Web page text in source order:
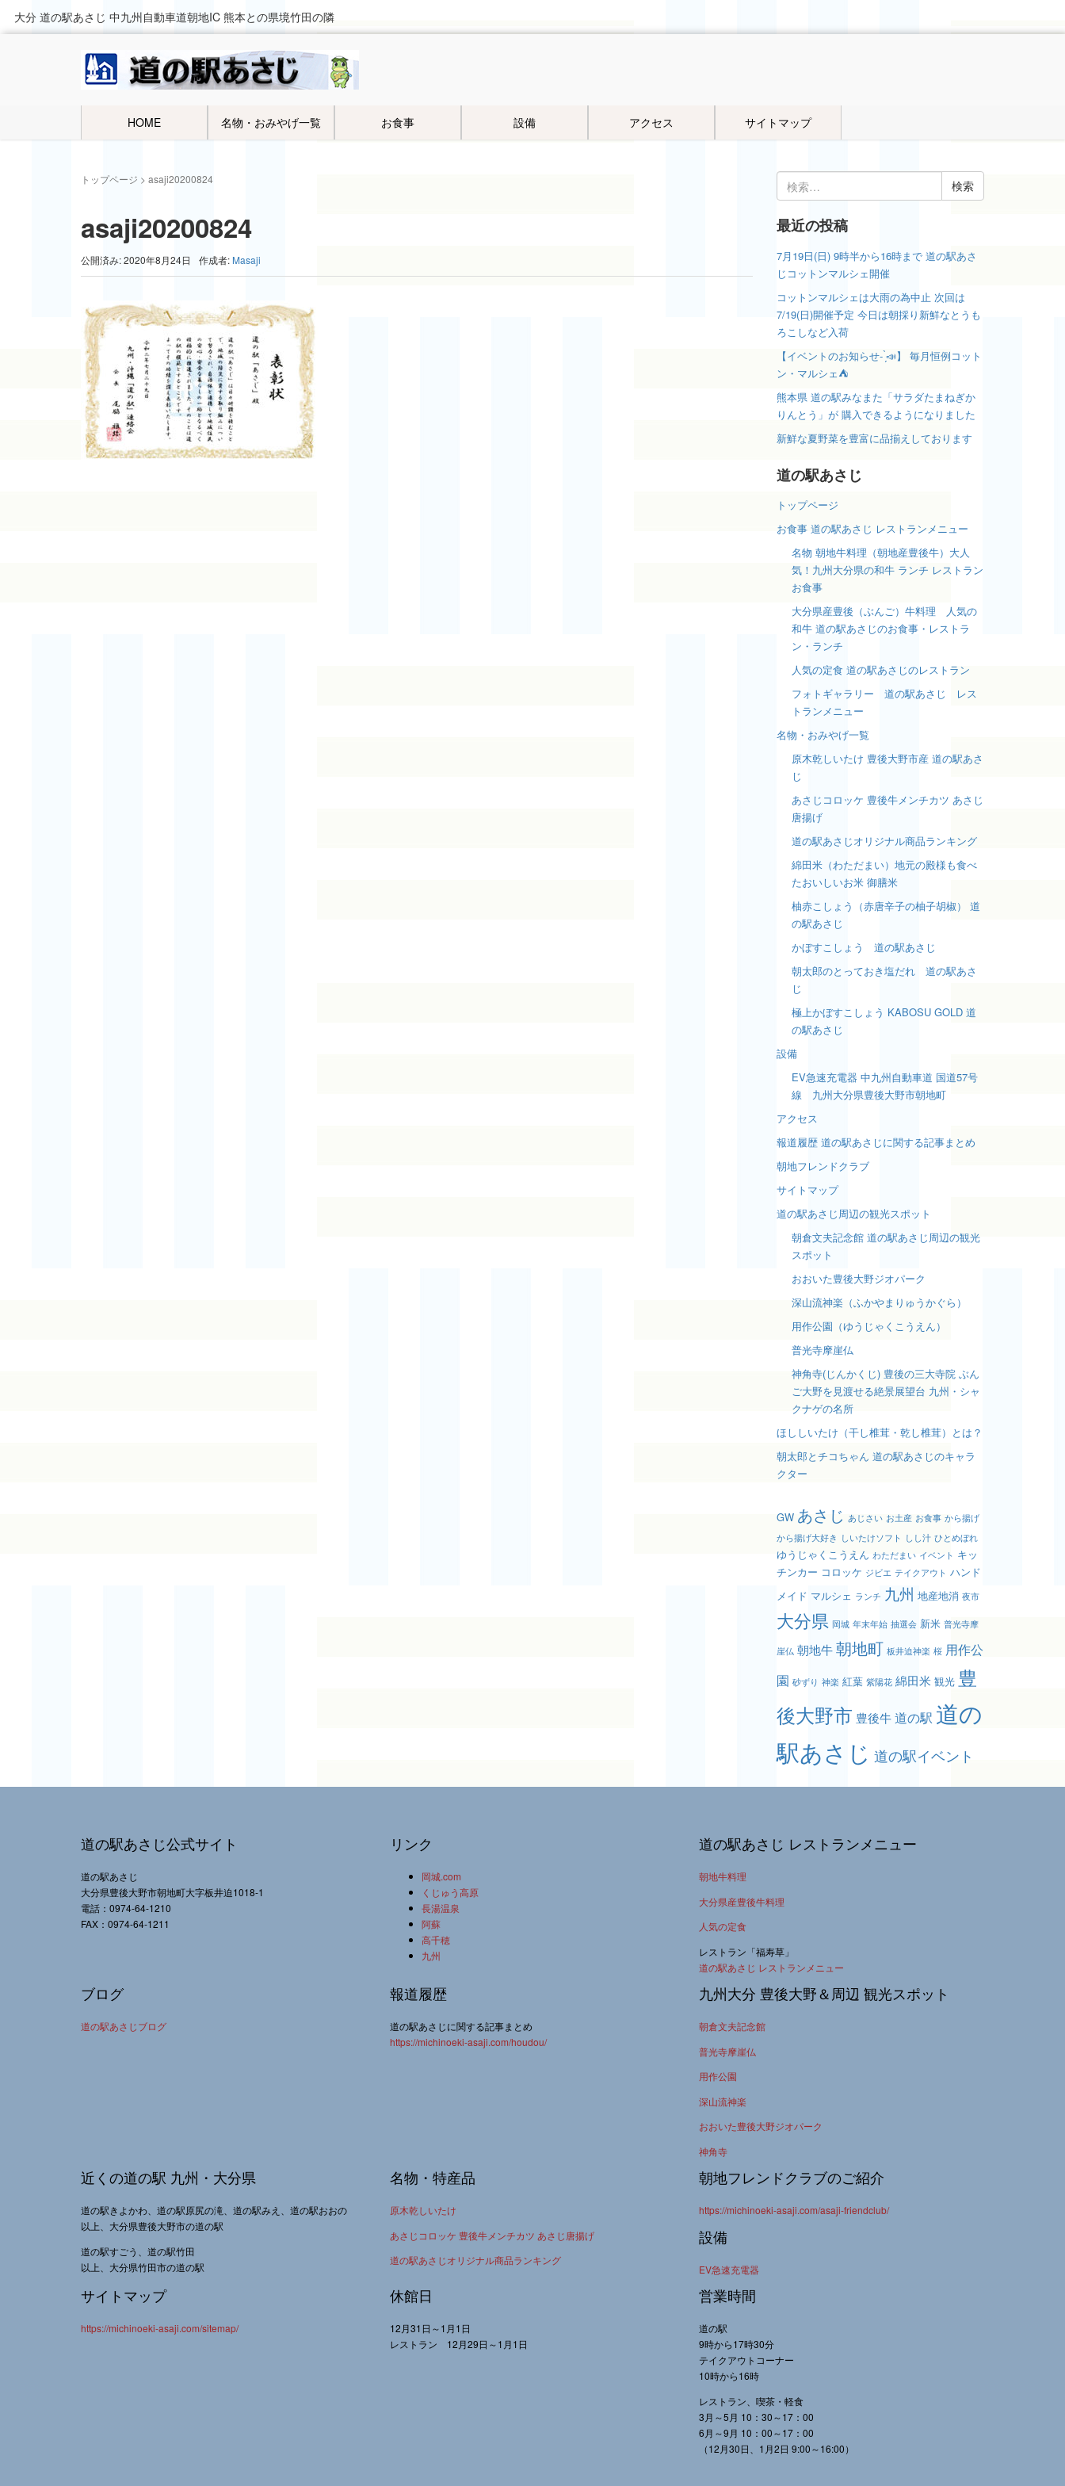
大分 道の駅あさじ 中九州自動車道朝地IC 熊本との県境竹田の隣
HOME 名物・おみやげ一覧 お食事 設備 アクセス サイトマップ
トップページ > asaji20200824
asaji20200824
公開済み: 2020年8月24日 作成者: Masaji
検
索:
最近の投稿
7月19日(日) 9時半から16時まで 道の駅あさ
じコットンマルシェ開催
コットンマルシェは大雨の為中止 次回は
7/19(日)開催予定 今日は朝採り新鮮なとうも
ろこしなど入荷
【イベントのお知らせ- ̗̀📣】 毎月恒例コット
ン・マルシェ⛺️
熊本県 道の駅みなまた「サラダたまねぎか
りんとう」が 購入できるようになりました
新鮮な夏野菜を豊富に品揃えしております
道の駅あさじ
トップページ
お食事 道の駅あさじ レストランメニュー
名物 朝地牛料理（朝地産豊後牛）大人
気！九州大分県の和牛 ランチ レストラン
お食事
大分県産豊後（ぶんご）牛料理 人気の
和牛 道の駅あさじのお食事・レストラ
ン・ランチ
人気の定食 道の駅あさじのレストラン
フォトギャラリー 道の駅あさじ レス
トランメニュー
名物・おみやげ一覧
原木乾しいたけ 豊後大野市産 道の駅あさ
じ
あさじコロッケ 豊後牛メンチカツ あさじ
唐揚げ
道の駅あさじオリジナル商品ランキング
綿田米（わただまい）地元の殿様も食べ
たおいしいお米 御膳米
柚赤こしょう（赤唐辛子の柚子胡椒） 道
の駅あさじ
かぼすこしょう 道の駅あさじ
朝太郎のとっておき塩だれ 道の駅あさ
じ
極上かぼすこしょう KABOSU GOLD 道
の駅あさじ
設備
EV急速充電器 中九州自動車道 国道57号
線 九州大分県豊後大野市朝地町
アクセス
報道履歴 道の駅あさじに関する記事まとめ
朝地フレンドクラブ
サイトマップ
道の駅あさじ周辺の観光スポット
朝倉文夫記念館 道の駅あさじ周辺の観光
スポット
おおいた豊後大野ジオパーク
深山流神楽（ふかやまりゅうかぐら）
用作公園（ゆうじゃくこうえん）
普光寺摩崖仏
神角寺(じんかくじ) 豊後の三大寺院 ぶん
ご大野を見渡せる絶景展望台 九州・シャ
クナゲの名所
ほししいたけ（干し椎茸・乾し椎茸）とは？
朝太郎とチコちゃん 道の駅あさじのキャラ
クター
GW あさじ あじさい お土産 お食事 から揚げ
から揚げ大好き しいたけソフト しし汁 ひとめぼれ
ゆうじゃくこうえん わただまい イベント キッ
チンカー コロッケ ジビエ テイクアウト ハンド
メイド マルシェ ランチ 九州 地産地消 夜市
大分県 岡城 年末年始 抽選会 新米 普光寺摩
崖仏 朝地牛 朝地町 板井迫神楽 桜 用作公
園 砂ずり 神楽 紅葉 紫陽花 綿田米 観光 豊
後大野市 豊後牛 道の駅 道の
駅あさじ 道の駅イベント
道の駅あさじ公式サイト
道の駅あさじ
大分県豊後大野市朝地町大字板井迫1018-1
電話：0974-64-1210
FAX：0974-64-1211
リンク
岡城.com
くじゅう高原
長湯温泉
阿蘇
高千穂
九州
道の駅あさじ レストランメニュー
朝地牛料理
大分県産豊後牛料理
人気の定食
レストラン「福寿草」
道の駅あさじ レストランメニュー
ブログ
道の駅あさじブログ
報道履歴
道の駅あさじに関する記事まとめ
https://michinoeki-asaji.com/houdou/
九州大分 豊後大野＆周辺 観光スポット
朝倉文夫記念館
普光寺摩崖仏
用作公園
深山流神楽
おおいた豊後大野ジオパーク
神角寺
近くの道の駅 九州・大分県
道の駅きよかわ、道の駅原尻の滝、道の駅みえ、道の駅おおの
以上、大分県豊後大野市の道の駅
道の駅すごう、道の駅竹田
以上、大分県竹田市の道の駅
名物・特産品
原木乾しいたけ
あさじコロッケ 豊後牛メンチカツ あさじ唐揚げ
道の駅あさじオリジナル商品ランキング
朝地フレンドクラブのご紹介
https://michinoeki-asaji.com/asaji-friendclub/
設備
EV急速充電器
サイトマップ
https://michinoeki-asaji.com/sitemap/
休館日
12月31日～1月1日
レストラン 12月29日～1月1日
営業時間
道の駅
9時から17時30分
テイクアウトコーナー
10時から16時
レストラン、喫茶・軽食
3月～5月 10：30～17：00
6月～9月 10：00～17：00
（12月30日、1月2日 9:00～16:00）